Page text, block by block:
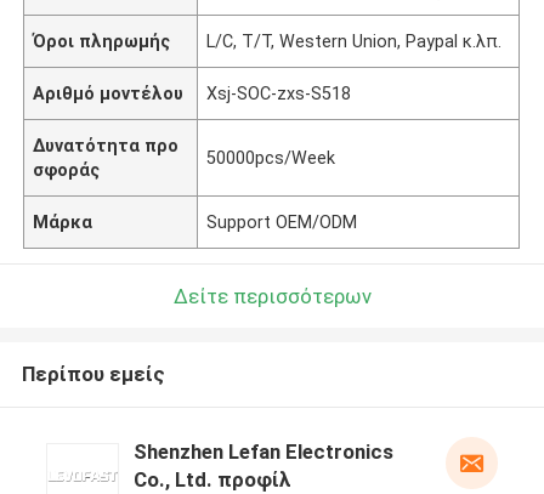
Όροι πληρωμής L/C, T/T, Western Union, Paypal κ.λπ.
Αριθμό μοντέλου Xsj-SOC-zxs-S518
Δυνατότητα προ
σφοράς
50000pcs/Week
Μάρκα Support OEM/ODM
Δείτε περισσότερων
Περίπου εμείς
Shenzhen Lefan Electronics
Co., Ltd. προφίλ